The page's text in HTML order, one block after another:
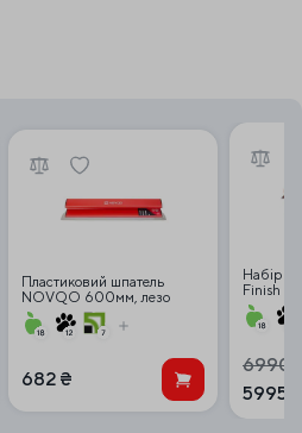
Пластиковий шпатель
NOVQO 600мм, лезо
0,5мм
682 ₴
Набір
Finish
лезами
6990
5995